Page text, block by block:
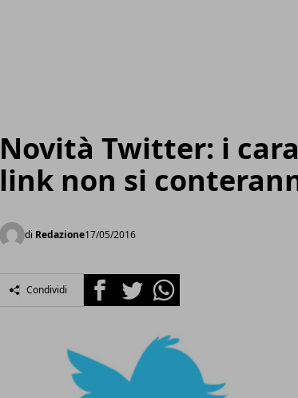
Novità Twitter: i
link non si
di Redazione17/05/2016
Condividi FacebookTwitterWhatsapp